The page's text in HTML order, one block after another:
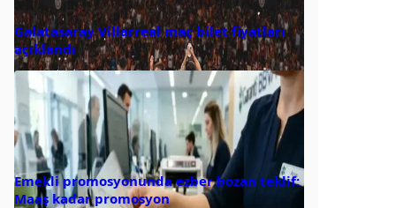
Galatasaray Villarreal maç bilet fiyatları
açıklandı
Emekli promosyonunda ezber bozan teklif:
Maaş kadar promosyon